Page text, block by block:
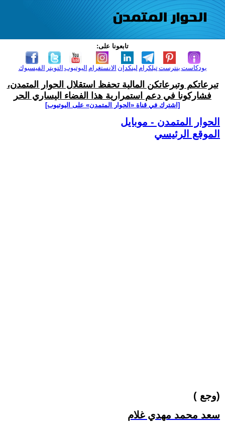
تابعونا على:
الفيسبوك التويتر اليوتيوب الانستغرام لينكدإن تيلكرامبنترست بودكاست
تبرعاتكم وتبرعاتكن المالية تحفظ استقلال الحوار المتمدن،
فشاركونا في دعم استمرارية هذا الفضاء اليساري الحر
[اشترك في قناة ‫«الحوار المتمدن» على اليوتيوب]
الحوار المتمدن - موبايل
الموقع الرئيسي
( وجع)
سعد محمد مهدي غلام